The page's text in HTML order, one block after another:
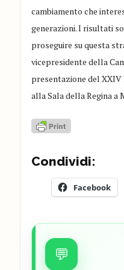
cambiamento che
generazioni. I risultati
proseguire su questa
vicepresidente della
presentazione del
alla Sala della Regina a
Condividi:
Facebook
💬